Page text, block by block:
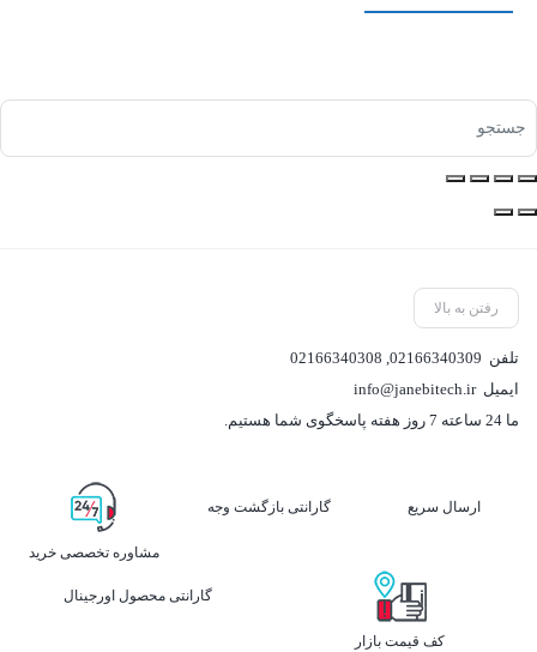
رفتن به بالا
تلفن 02166340309
,
02166340308
ایمیلinfo@janebitech.ir
ما 24 ساعته 7 روز هفته پاسخگوی شما هستیم.
ارسال سریع گارانتی بازگشت وجه
مشاوره تخصصی خرید
کف قیمت بازار
گارانتی محصول اورجینال